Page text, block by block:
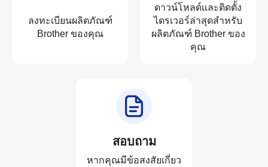
ลงทะเบียนผลิตภัณฑ์
Brother ของคุณ
ดาวน์โหลด์และติดตั้ง
ไดรเวอร์ล่าสุดสำหรับ
ผลิตภัณฑ์ Brother ของ
คุณ
สอบถาม
หากคุณมีข้อสงสัยเกี่ยว